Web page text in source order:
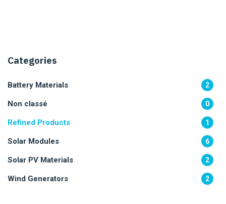
Categories
Battery Materials 2
Non classé 0
Refined Products 1
Solar Modules 6
Solar PV Materials 2
Wind Generators 2